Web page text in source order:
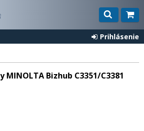
Prihlásenie
MINOLTA Bizhub C3351/C3381